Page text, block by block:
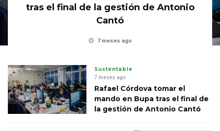
tras el final de la gestión de Antonio
Cantó
7 meses ago
Sustentable
7 meses ago
Rafael Córdova tomar el
mando en Bupa tras el final de
la gestión de Antonio Cantó